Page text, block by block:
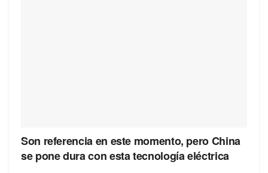
Son referencia en este momento, pero China
se pone dura con esta tecnología eléctrica